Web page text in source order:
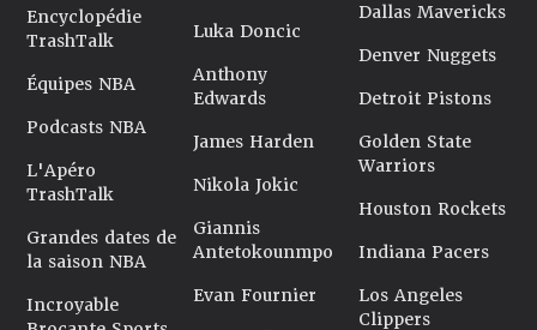
Encyclopédie
TrashTalk
Équipes NBA
Podcasts NBA
L'Apéro
TrashTalk
Grandes dates de
la saison NBA
Incroyable
Luka Doncic
Anthony
Edwards
James Harden
Nikola Jokic
Giannis
Antetokounmpo
Evan Fournier
Dallas Mavericks
Denver Nuggets
Detroit Pistons
Golden State
Warriors
Houston Rockets
Indiana Pacers
Los Angeles
Clippers